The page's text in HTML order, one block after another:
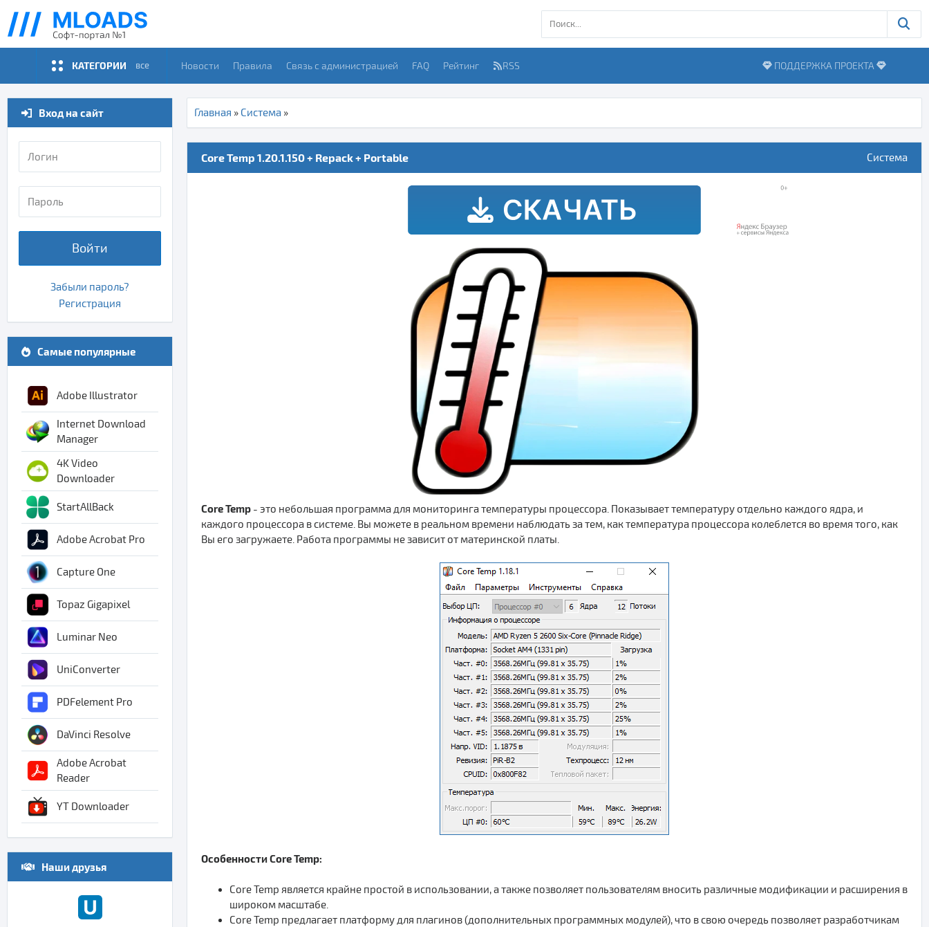
ПОДДЕРЖКА ПРОЕКТА
КАТЕГОРИИ все Новости Правила Связь с администрацией FAQ Рейтинг RSS
Главная » Система »
Core Temp 1.20.1.150 + Repack + Portable Система
Core Temp - это небольшая программа для мониторинга температуры процессора. Показывает температуру отдельно каждого ядра, и
каждого процессора в системе. Вы можете в реальном времени наблюдать за тем, как температура процессора колеблется во время того, как
Вы его загружаете. Работа программы не зависит от материнской платы.
Особенности Core Temp:
Core Temp является крайне простой в использовании, а также позволяет пользователям вносить различные модификации и расширения в
широком масштабе.
Core Temp предлагает платформу для плагинов (дополнительных программных модулей), что в свою очередь позволяет разработчикам
Вход на сайт
Войти
Забыли пароль?
Регистрация
Самые популярные
Adobe Illustrator
Internet Download
Manager
4K Video
Downloader
StartAllBack
Adobe Acrobat Pro
Capture One
Topaz Gigapixel
Luminar Neo
UniConverter
PDFelement Pro
DaVinci Resolve
Adobe Acrobat
Reader
YT Downloader
Наши друзья